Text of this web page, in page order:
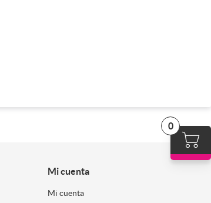
0
Mi cuenta
Mi cuenta